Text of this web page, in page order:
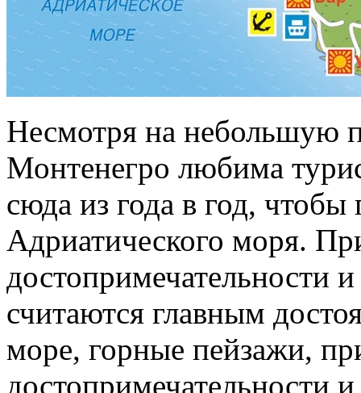
Несмотря на небольшую
Монтенегро любима
сюда из года в год, чтобы
Адриатического моря.
достопримечательности
считаются главным
море, горные пейзажи,
достопримечательности